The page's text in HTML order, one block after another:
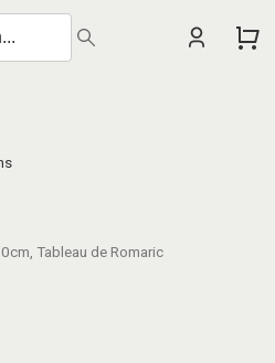
Tableau de Romaric